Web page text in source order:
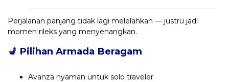
Perjalanan panjang tidak lagi melelahkan — justru jadi
momen rileks yang menyenangkan.
💺 Pilihan Armada Beragam
Avanza nyaman untuk solo traveler